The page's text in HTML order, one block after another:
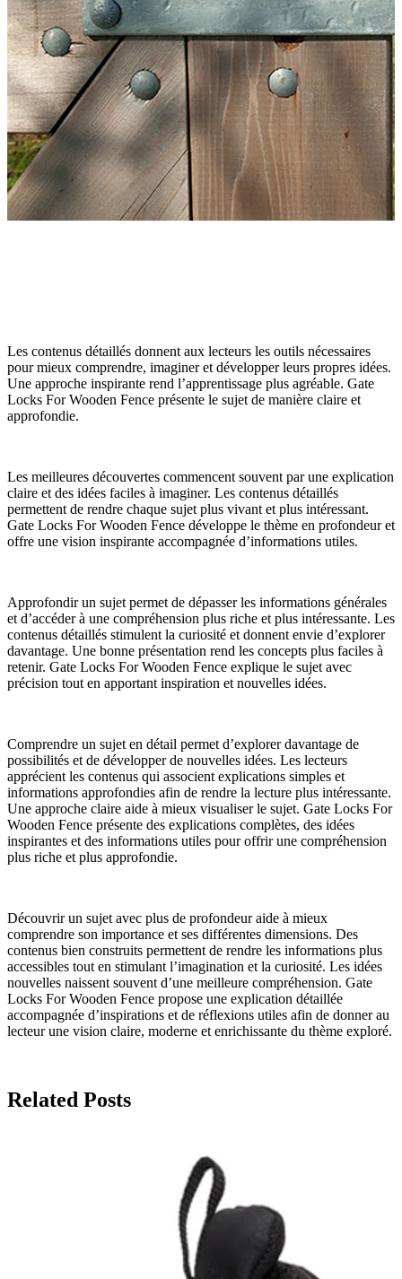
Les contenus détaillés donnent aux lecteurs les outils nécessaires
pour mieux comprendre, imaginer et développer leurs propres idées.
Une approche inspirante rend l’apprentissage plus agréable. Gate
Locks For Wooden Fence présente le sujet de manière claire et
approfondie.
Les meilleures découvertes commencent souvent par une explication
claire et des idées faciles à imaginer. Les contenus détaillés
permettent de rendre chaque sujet plus vivant et plus intéressant.
Gate Locks For Wooden Fence développe le thème en profondeur et
offre une vision inspirante accompagnée d’informations utiles.
Approfondir un sujet permet de dépasser les informations générales
et d’accéder à une compréhension plus riche et plus intéressante. Les
contenus détaillés stimulent la curiosité et donnent envie d’explorer
davantage. Une bonne présentation rend les concepts plus faciles à
retenir. Gate Locks For Wooden Fence explique le sujet avec
précision tout en apportant inspiration et nouvelles idées.
Comprendre un sujet en détail permet d’explorer davantage de
possibilités et de développer de nouvelles idées. Les lecteurs
apprécient les contenus qui associent explications simples et
informations approfondies afin de rendre la lecture plus intéressante.
Une approche claire aide à mieux visualiser le sujet. Gate Locks For
Wooden Fence présente des explications complètes, des idées
inspirantes et des informations utiles pour offrir une compréhension
plus riche et plus approfondie.
Découvrir un sujet avec plus de profondeur aide à mieux
comprendre son importance et ses différentes dimensions. Des
contenus bien construits permettent de rendre les informations plus
accessibles tout en stimulant l’imagination et la curiosité. Les idées
nouvelles naissent souvent d’une meilleure compréhension. Gate
Locks For Wooden Fence propose une explication détaillée
accompagnée d’inspirations et de réflexions utiles afin de donner au
lecteur une vision claire, moderne et enrichissante du thème exploré.
Related Posts